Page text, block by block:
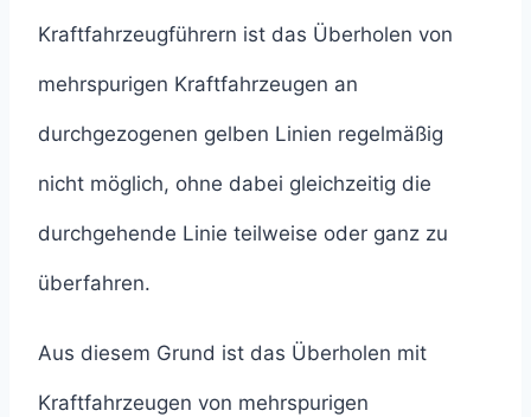
Kraftfahrzeugführern ist das Überholen von
mehrspurigen Kraftfahrzeugen an
durchgezogenen gelben Linien regelmäßig
nicht möglich, ohne dabei gleichzeitig die
durchgehende Linie teilweise oder ganz zu
überfahren.
Aus diesem Grund ist das Überholen mit
Kraftfahrzeugen von mehrspurigen